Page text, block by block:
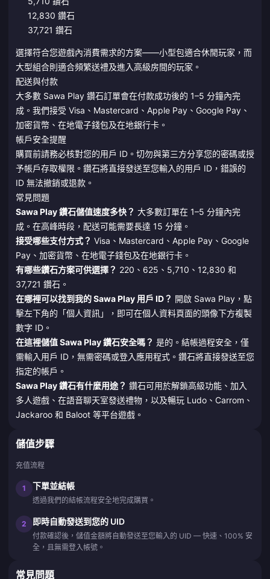
12,830 鑽石
37,721 鑽石
選擇符合您遊戲內消費需求的方案——小型包適合休閒玩家，而
大型組合則適合頻繁送禮及進入高級房間的玩家。
配送與付款
大多數 Sawa Play 鑽石訂單會在付款成功後的 1–5 分鐘內完
成。我們接受 Visa、Mastercard、Apple Pay、Google Pay、
加密貨幣、在地電子錢包及在地銀行卡。
帳戶安全提醒
購買前請務必核對您的用戶 ID。切勿與第三方分享您的密碼或授
予帳戶存取權限。鑽石將直接發送至您輸入的用戶 ID，錯誤的
ID 無法撤銷或退款。
常見問題
Sawa Play 鑽石儲值速度多快？ 大多數訂單在 1–5 分鐘內完
成。在高峰時段，配送可能需要長達 15 分鐘。
接受哪些支付方式？ Visa、Mastercard、Apple Pay、Google
Pay、加密貨幣、在地電子錢包及在地銀行卡。
有哪些鑽石方案可供選擇？ 220、625、5,710、12,830 和
37,721 鑽石。
在哪裡可以找到我的 Sawa Play 用戶 ID？ 開啟 Sawa Play，點
擊左下角的「個人資訊」，即可在個人資料頁面的頭像下方複製
數字 ID。
在這裡儲值 Sawa Play 鑽石安全嗎？ 是的。結帳過程安全，僅
需輸入用戶 ID，無需密碼或登入應用程式。鑽石將直接發送至您
指定的帳戶。
Sawa Play 鑽石有什麼用途？ 鑽石可用於解鎖高級功能、加入
多人遊戲、在語音聊天室發送禮物，以及暢玩 Ludo、Carrom、
Jackaroo 和 Baloot 等平台遊戲。
儲值步驟
充值流程
1 下單並結帳
透過我們的結帳流程安全地完成購買。
2 即時自動發送到您的 UID
付款確認後，儲值金額將自動發送至您輸入的 UID — 快速、100% 安
全，且無需登入帳號。
常見問題